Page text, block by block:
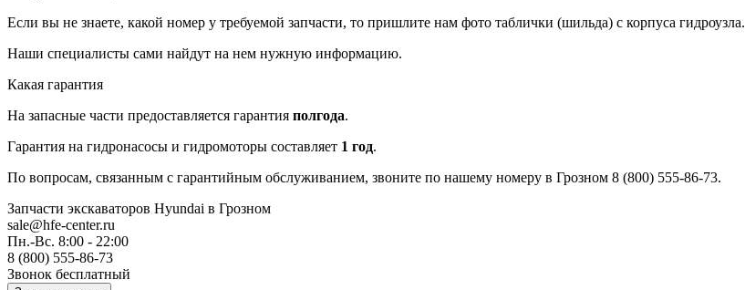
Если вы не знаете, какой номер у требуемой запчасти, то пришлите нам фото таблички (шильда) с корпуса гидроузла.
Наши специалисты сами найдут на нем нужную информацию.
Какая гарантия
На запасные части предоставляется гарантия полгода.
Гарантия на гидронасосы и гидромоторы составляет 1 год.
По вопросам, связанным с гарантийным обслуживанием, звоните по нашему номеру в Грозном 8 (800) 555-86-73.
Запчасти экскаваторов Hyundai в Грозном
sale@hfe-center.ru
Пн.-Вс. 8:00 - 22:00
8 (800) 555-86-73
Звонок бесплатный